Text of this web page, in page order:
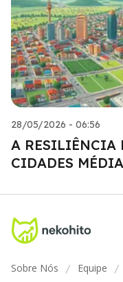
28/05/2026 - 06:56
A RESILIÊNCIA
CIDADES
Sobre Nós / Equipe /